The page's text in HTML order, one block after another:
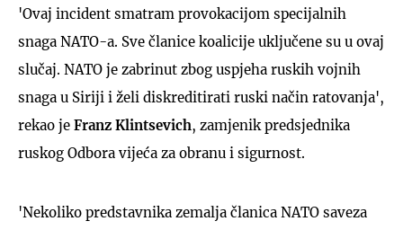
'Ovaj incident smatram provokacijom specijalnih
snaga NATO-a. Sve članice koalicije uključene su u ovaj
slučaj. NATO je zabrinut zbog uspjeha ruskih vojnih
snaga u Siriji i želi diskreditirati ruski način ratovanja',
rekao je Franz Klintsevich, zamjenik predsjednika
ruskog Odbora vijeća za obranu i sigurnost.
'Nekoliko predstavnika zemalja članica NATO saveza